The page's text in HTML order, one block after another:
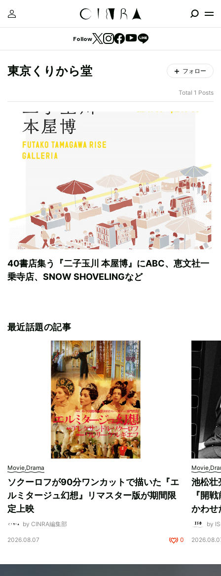
Follow
東京くりから堂 フォロー
Total 1 Posts
40書店集う『二子玉川 本屋博』にABC、恵文社一
乗寺店、SNOW SHOVELINGなど
最近話題の記事
Movie,Drama
ソクーロフが90分ワンカットで描いた『エ
ルミタージュ幻想』リマスター版が期間限
定上映
by CINRA編集部
2026.08.07 0
池松壮
『開
かわせ
by